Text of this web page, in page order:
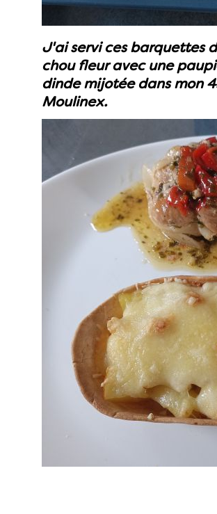
J'ai servi ces barquettes
chou fleur avec une
dinde mijotée dans mon
Moulinex.